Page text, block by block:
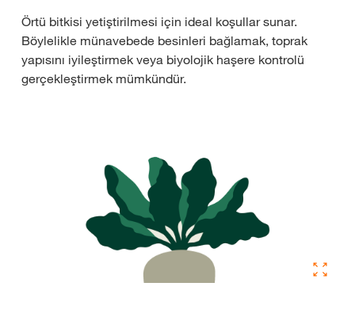
Örtü bitkisi yetiştirilmesi için ideal koşullar sunar.
Böylelikle münavebede besinleri bağlamak, toprak
yapısını iyileştirmek veya biyolojik haşere kontrolü
gerçekleştirmek mümkündür.